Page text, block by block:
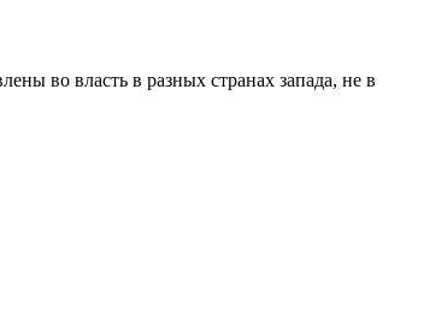
во власть в разных странах запада, не в